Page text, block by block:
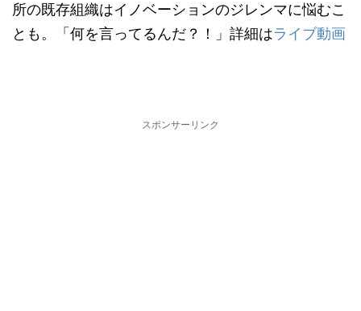
所の既存組織はイノベーションのジレンマに悩むこ
とも。「何を言ってるんだ？！」詳細はライブ動画
スポンサーリンク